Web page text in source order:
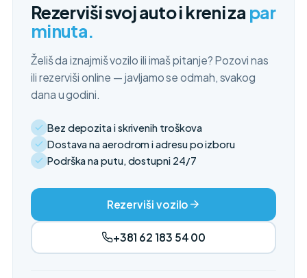
Rezerviši svoj auto i kreni za par
minuta.
Želiš da iznajmiš vozilo ili imaš pitanje? Pozovi nas
ili rezerviši online — javljamo se odmah, svakog
dana u godini.
Bez depozita i skrivenih troškova
Dostava na aerodrom i adresu po izboru
Podrška na putu, dostupni 24/7
Rezerviši vozilo
+381 62 183 54 00